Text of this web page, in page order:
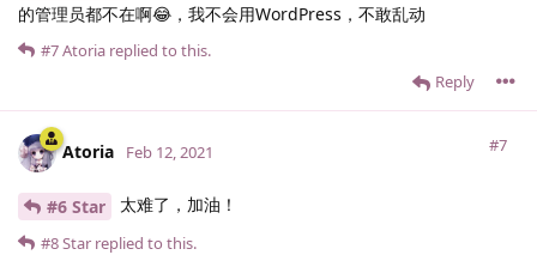
的管理员都不在啊😂，我不会用WordPress，不敢乱动
Reply
#7Atoria replied to this.
Atoria #7
Feb 12, 2021
#6 Star 太难了，加油！
#8Star replied to this.